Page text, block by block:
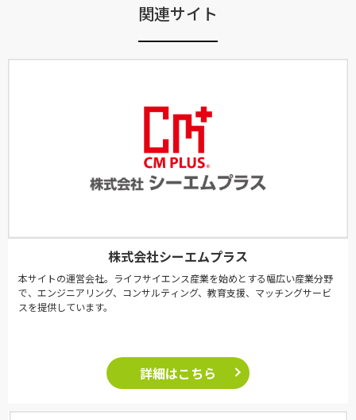
関連サイト
株式会社シーエムプラス
本サイトの運営会社。ライフサイエンス産業を始めとする幅広い産業分野
で、エンジニアリング、コンサルティング、教育支援、マッチングサービ
スを提供しています。
詳細はこちら